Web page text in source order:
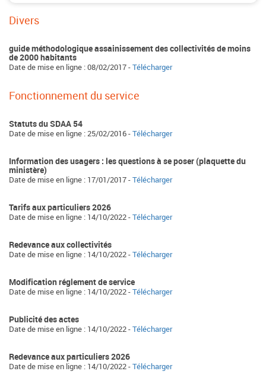
Divers
guide méthodologique assainissement des collectivités de moins
de 2000 habitants
Date de mise en ligne : 08/02/2017 -Télécharger
Fonctionnement du service
Statuts du SDAA 54
Date de mise en ligne : 25/02/2016 -Télécharger
Information des usagers : les questions à se poser (plaquette du
ministère)
Date de mise en ligne : 17/01/2017 -Télécharger
Tarifs aux particuliers 2026
Date de mise en ligne : 14/10/2022 -Télécharger
Redevance aux collectivités
Date de mise en ligne : 14/10/2022 -Télécharger
Modification réglement de service
Date de mise en ligne : 14/10/2022 -Télécharger
Publicité des actes
Date de mise en ligne : 14/10/2022 -Télécharger
Redevance aux particuliers 2026
Date de mise en ligne : 14/10/2022 -Télécharger